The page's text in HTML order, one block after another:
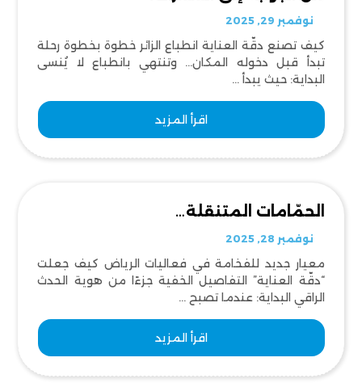
نوفمبر 29, 2025
كيف تصنع دقّة العناية انطباع الزائر خطوة بخطوة رحلة
تبدأ قبل دخوله المكان… وتنتهي بانطباع لا يُنسى
البداية: حيث يبدأ ...
اقرأ المزيد
الحمّامات المتنقلة…
نوفمبر 28, 2025
معيار جديد للفخامة في فعاليات الرياض كيف جعلت
“دقّة العناية” التفاصيل الخفية جزءًا من هوية الحدث
الراقي البداية: عندما تصبح ...
اقرأ المزيد